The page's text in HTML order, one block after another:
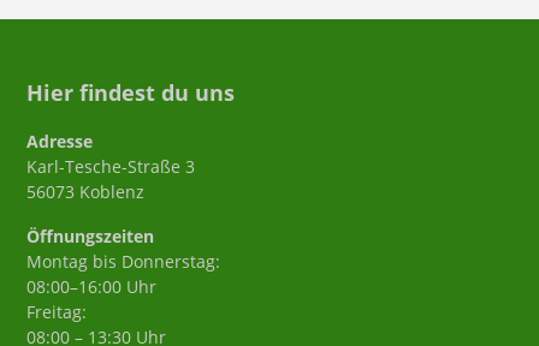
Hier findest du uns
Adresse
Karl-Tesche-Straße 3
56073 Koblenz
Öffnungszeiten
Montag bis Donnerstag:
08:00–16:00 Uhr
Freitag:
08:00 – 13:30 Uhr